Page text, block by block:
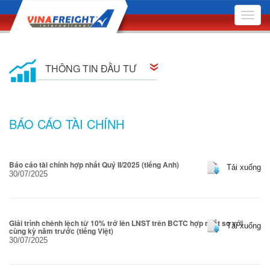
Toggle
THÔNG TIN ĐẦU TƯ
Nghị quyết Hội đồng Quản trị
Báo cáo quản trị công ty
BÁO CÁO TÀI CHÍNH
Báo cáo tài chính hợp nhất Quý II/2025 (tiếng Anh)
30/07/2025
Tải xuống
Giải trình chênh lệch từ 10% trở lên LNST trên BCTC hợp nhất so với
cùng kỳ năm trước (tiếng Việt)
30/07/2025
Tải xuống